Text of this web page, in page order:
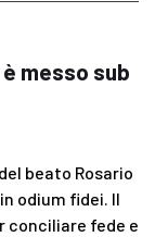
messo sub
beato Rosario
odium fidei. Il
conciliare fede e